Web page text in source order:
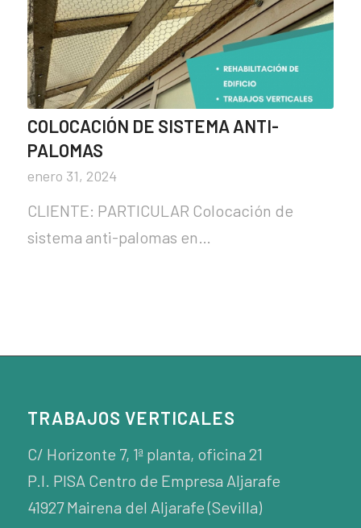
COLOCACIÓN DE SISTEMA ANTI-
PALOMAS
enero 31, 2024
CLIENTE: PARTICULAR Colocación de
sistema anti-palomas en…
TRABAJOS VERTICALES
C/ Horizonte 7, 1ª planta, oficina 21
P.I. PISA Centro de Empresa Aljarafe
41927 Mairena del Aljarafe (Sevilla)